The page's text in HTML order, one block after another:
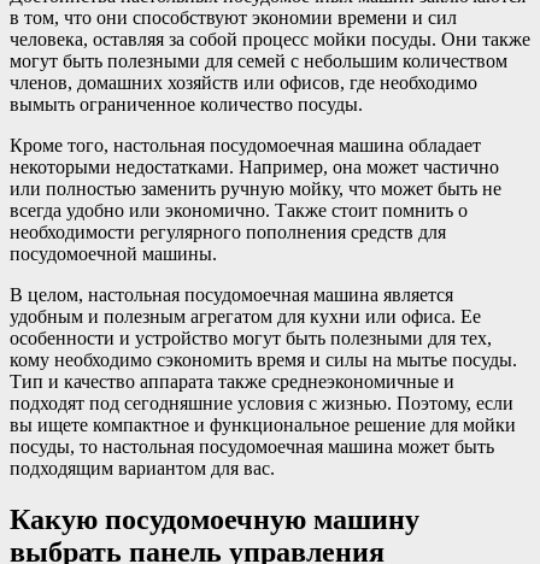
в том, что они способствуют экономии времени и сил
человека, оставляя за собой процесс мойки посуды. Они также
могут быть полезными для семей с небольшим количеством
членов, домашних хозяйств или офисов, где необходимо
вымыть ограниченное количество посуды.
Кроме того, настольная посудомоечная машина обладает
некоторыми недостатками. Например, она может частично
или полностью заменить ручную мойку, что может быть не
всегда удобно или экономично. Также стоит помнить о
необходимости регулярного пополнения средств для
посудомоечной машины.
В целом, настольная посудомоечная машина является
удобным и полезным агрегатом для кухни или офиса. Ее
особенности и устройство могут быть полезными для тех,
кому необходимо сэкономить время и силы на мытье посуды.
Тип и качество аппарата также среднеэкономичные и
подходят под сегодняшние условия с жизнью. Поэтому, если
вы ищете компактное и функциональное решение для мойки
посуды, то настольная посудомоечная машина может быть
подходящим вариантом для вас.
Какую посудомоечную машину
выбрать панель управления